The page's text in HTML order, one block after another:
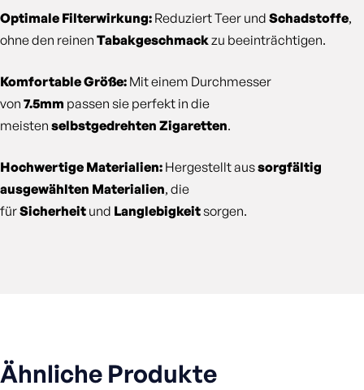
Optimale Filterwirkung: Reduziert Teer und Schadstoffe,
ohne den reinen Tabakgeschmackzu beeinträchtigen.
Komfortable Größe: Mit einem Durchmesser
von 7.5mm passen sie perfekt in die
meisten selbstgedrehten Zigaretten.
Hochwertige Materialien: Hergestellt aussorgfältig
ausgewählten Materialien, die
fürSicherheit und Langlebigkeitsorgen.
Ähnliche Produkte